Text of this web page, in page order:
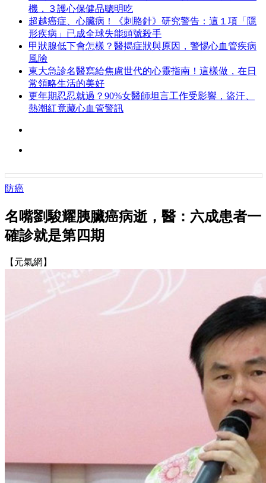
機，３護心保健品聰明吃
超越癌症、心臟病！《刺胳針》研究警告：這１項「隱
形疾病」已成全球失能頭號殺手
甲狀腺低下會怎樣？醫揭症狀與原因，警惕心血管疾病
風險
東大急診名醫寫給焦慮世代的心靈指南！這樣做，在日
常領略生活的美好
更年期忍忍就過？90%女醫師坦言工作受影響，盜汗、
熱潮紅竟藏心血管警訊
防癌
名嘴劉駿耀胰臟癌病逝，醫：六成患者一
確診就是第四期
【元氣網】